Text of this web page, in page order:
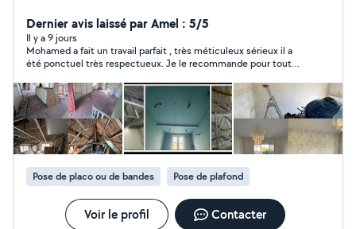
Dernier avis laissé par Amel : 5/5
Il y a 9 jours
Mohamed a fait un travail parfait , très méticuleux sérieux il a
été ponctuel très respectueux. Je le recommande pour tout
Pose de placo ou de bandes Pose de plafond
Voir le profil Contacter